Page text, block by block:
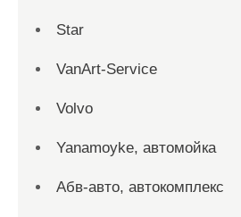
Star
VanArt-Service
Volvo
Yanamoyke, автомойка
Абв-авто, автокомплекс